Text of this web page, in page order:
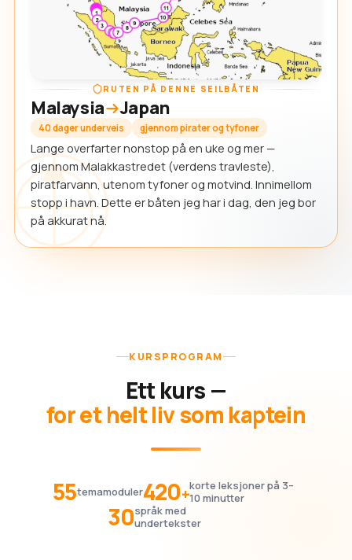
RUTEN PÅ DENNE SEILBÅTEN
Malaysia Japan
40 dager underveis gjennom pirater og tyfoner
Lange overfarter nonstop på en uke og mer —
gjennom Malakkastredet (verdens travleste),
piratfarvann, utenom tyfoner og motvind. Innimellom
stopp i havn. Dette er båten jeg har i dag, den jeg bor
på akkurat nå.
KURSPROGRAM
Ett kurs —
for et helt liv som kaptein
55temamoduler420+korte leksjoner på 3–
10 minutter
30språk med
undertekster